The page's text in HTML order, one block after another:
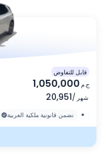
قابل للتفاوض
1,050,000 ج.م
20,951/ شهر
نضمن قانونية ملكية العربية •